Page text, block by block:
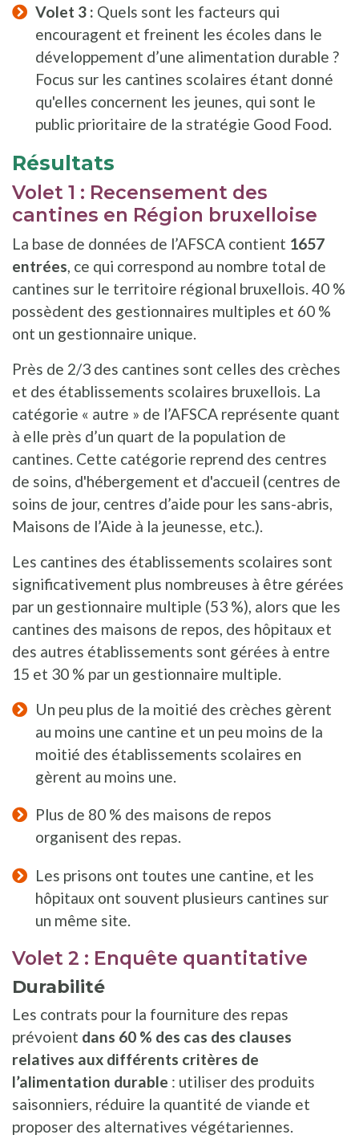
Volet 3 : Quels sont les facteurs qui
encouragent et freinent les écoles dans le
développement d’une alimentation durable ?
Focus sur les cantines scolaires étant donné
qu'elles concernent les jeunes, qui sont le
public prioritaire de la stratégie Good Food.
Résultats
Volet 1 : Recensement des
cantines en Région bruxelloise
La base de données de l’AFSCA contient 1657
entrées, ce qui correspond au nombre total de
cantines sur le territoire régional bruxellois. 40 %
possèdent des gestionnaires multiples et 60 %
ont un gestionnaire unique.
Près de 2/3 des cantines sont celles des crèches
et des établissements scolaires bruxellois. La
catégorie « autre » de l’AFSCA représente quant
à elle près d’un quart de la population de
cantines. Cette catégorie reprend des centres
de soins, d'hébergement et d'accueil (centres de
soins de jour, centres d’aide pour les sans-abris,
Maisons de l’Aide à la jeunesse, etc.).
Les cantines des établissements scolaires sont
significativement plus nombreuses à être gérées
par un gestionnaire multiple (53 %), alors que les
cantines des maisons de repos, des hôpitaux et
des autres établissements sont gérées à entre
15 et 30 % par un gestionnaire multiple.
Un peu plus de la moitié des crèches gèrent
au moins une cantine et un peu moins de la
moitié des établissements scolaires en
gèrent au moins une.
Plus de 80 % des maisons de repos
organisent des repas.
Les prisons ont toutes une cantine, et les
hôpitaux ont souvent plusieurs cantines sur
un même site.
Volet 2 : Enquête quantitative
Durabilité
Les contrats pour la fourniture des repas
prévoient dans 60 % des cas des clauses
relatives aux différents critères de
l’alimentation durable : utiliser des produits
saisonniers, réduire la quantité de viande et
proposer des alternatives végétariennes.